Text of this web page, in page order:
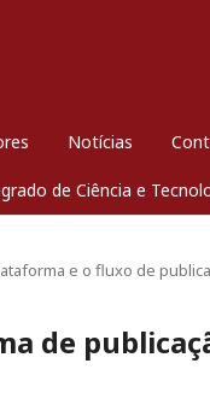
Notícias
de Ciência e
e o fluxo de
de